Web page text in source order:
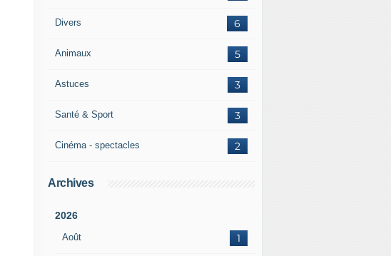
6
Divers
5
Animaux
3
Astuces
3
Santé & Sport
2
Cinéma - spectacles
Archives
2026
Août 1